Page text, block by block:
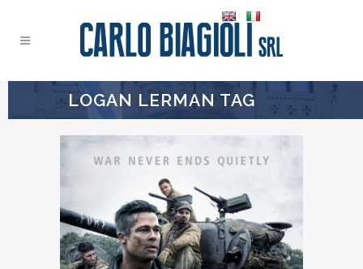
LOGAN LERMAN TAG